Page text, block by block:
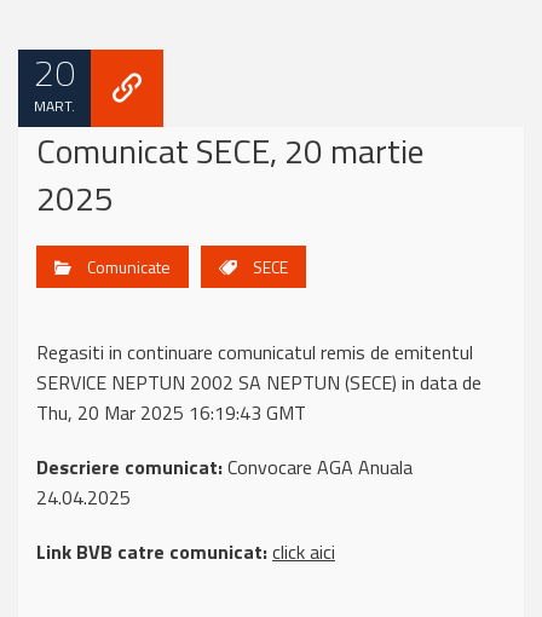
20
MART.
Comunicat SECE, 20 martie
2025
Comunicate SECE
Regasiti in continuare comunicatul remis de emitentul
SERVICE NEPTUN 2002 SA NEPTUN (SECE) in data de
Thu, 20 Mar 2025 16:19:43 GMT
Descriere comunicat:Convocare AGA Anuala
24.04.2025
Link BVB catre comunicat:click aici